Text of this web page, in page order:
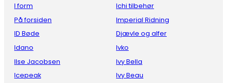
I form
På forsiden
ID Bøde
Idano
Ilse Jacobsen
Icepeak
Ichi tilbehør
Imperial Ridning
Djævle og alfer
Ivko
Ivy Bella
Ivy Beau